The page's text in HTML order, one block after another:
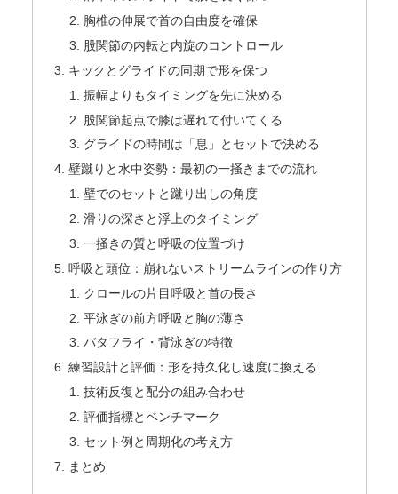
胸椎の伸展で首の自由度を確保
股関節の内転と内旋のコントロール
キックとグライドの同期で形を保つ
振幅よりもタイミングを先に決める
股関節起点で膝は遅れて付いてくる
グライドの時間は「息」とセットで決める
壁蹴りと水中姿勢：最初の一掻きまでの流れ
壁でのセットと蹴り出しの角度
滑りの深さと浮上のタイミング
一掻きの質と呼吸の位置づけ
呼吸と頭位：崩れないストリームラインの作り方
クロールの片目呼吸と首の長さ
平泳ぎの前方呼吸と胸の薄さ
バタフライ・背泳ぎの特徴
練習設計と評価：形を持久化し速度に換える
技術反復と配分の組み合わせ
評価指標とベンチマーク
セット例と周期化の考え方
まとめ